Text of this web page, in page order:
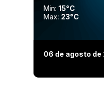
Min: 15°C
Max: 23°C
06 de agosto de